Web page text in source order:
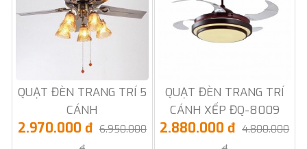
QUẠT ĐÈN TRANG TRÍ 5
CÁNH
2.970.000 đ 6.950.000
QUẠT ĐÈN TRANG TRÍ
CÁNH XẾP ĐQ-8009
2.880.000 đ 4.800.000